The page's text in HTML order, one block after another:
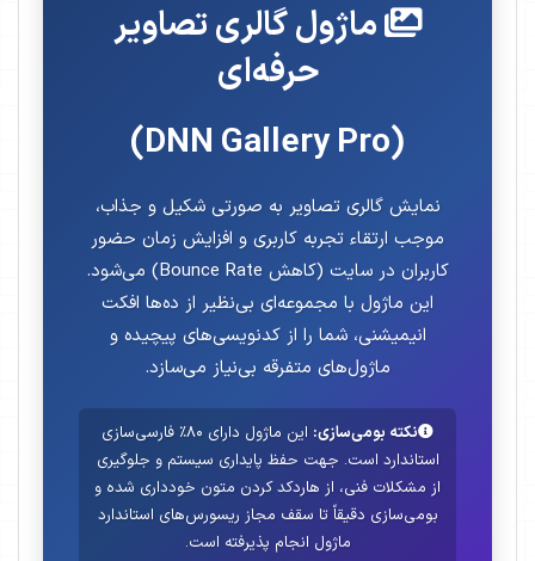
ماژول گالری تصاویر
حرفه‌ای
(DNN Gallery Pro)
نمایش گالری تصاویر به صورتی شکیل و جذاب،
موجب ارتقاء تجربه کاربری و افزایش زمان حضور
کاربران در سایت (کاهش Bounce Rate) می‌شود.
این ماژول با مجموعه‌ای بی‌نظیر از ده‌ها افکت
انیمیشنی، شما را از کدنویسی‌های پیچیده و
ماژول‌های متفرقه بی‌نیاز می‌سازد.
نکته بومی‌سازی:
این ماژول دارای ۸۰٪ فارسی‌سازی
استاندارد است. جهت حفظ پایداری سیستم و جلوگیری
از مشکلات فنی، از هاردکد کردن متون خودداری شده و
بومی‌سازی دقیقاً تا سقف مجاز ریسورس‌های استاندارد
ماژول انجام پذیرفته است.